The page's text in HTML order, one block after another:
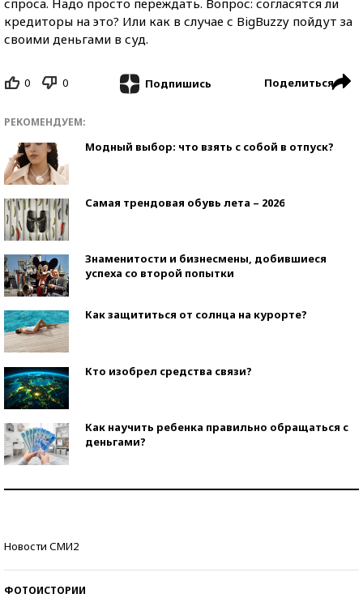
спроса. Надо просто переждать. Вопрос: согласятся ли
кредиторы на это? Или как в случае с BigBuzzy пойдут за
своими деньгами в суд.
0 0 Подпишись Поделиться
РЕКОМЕНДУЕМ:
Модный выбор: что взять с собой в отпуск?
Самая трендовая обувь лета – 2026
Знаменитости и бизнесмены, добившиеся
успеха со второй попытки
Как защититься от солнца на курорте?
Кто изобрел средства связи?
Как научить ребенка правильно обращаться с
деньгами?
Новости СМИ2
ФОТОИСТОРИИ